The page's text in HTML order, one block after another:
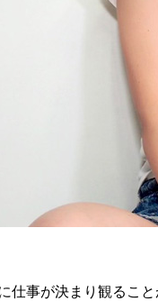
事が決まり観るこ